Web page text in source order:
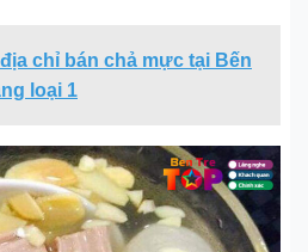
chỉ bán chả mực tại Bến
loại 1